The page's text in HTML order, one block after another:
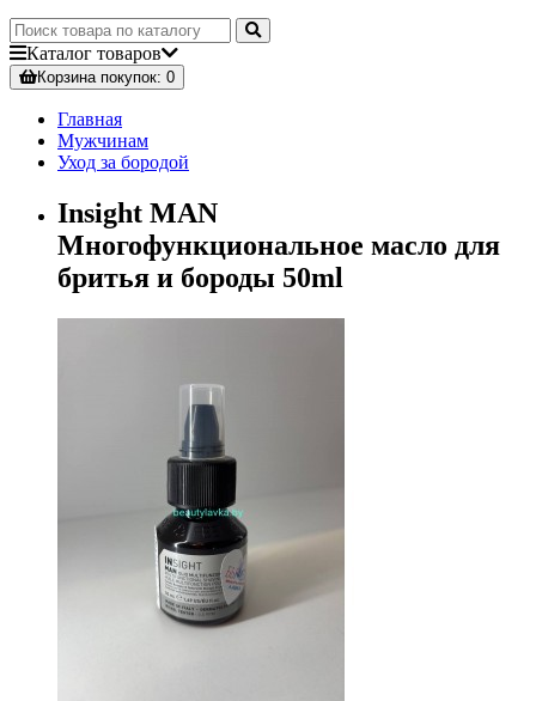
Каталог товаров
Корзинапокупок: 0
Главная
Мужчинам
Уход за бородой
Insight MAN
Многофункциональное масло для
бритья и бороды 50ml